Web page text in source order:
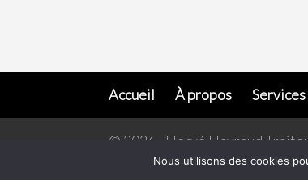
Accueil À propos Services
© 2026 - Hervé Hayraud
L’abus d'alcool est dangereux
Nous utilisons des cookies